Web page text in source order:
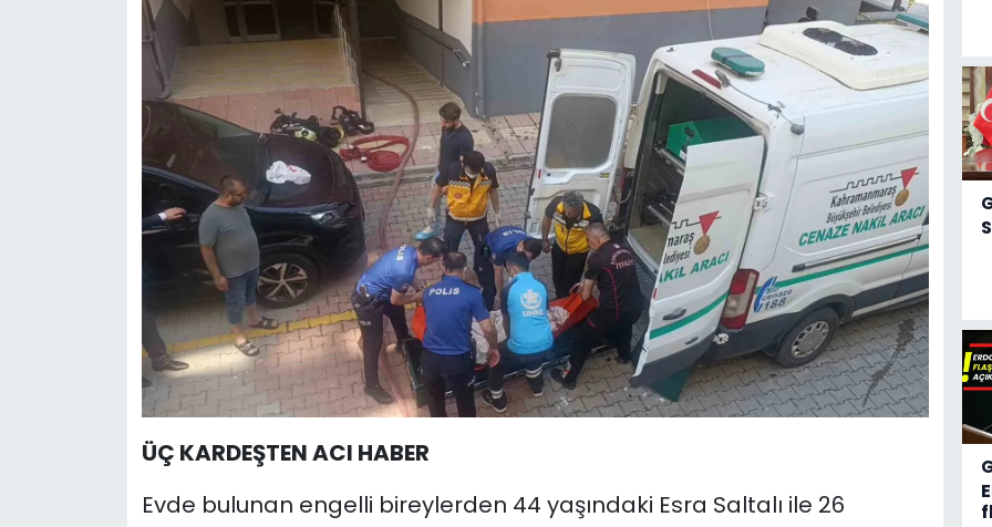
ÜÇ KARDEŞTEN ACI HABER
Evde bulunan engelli bireylerden 44 yaşındaki Esra Saltalı ile 26